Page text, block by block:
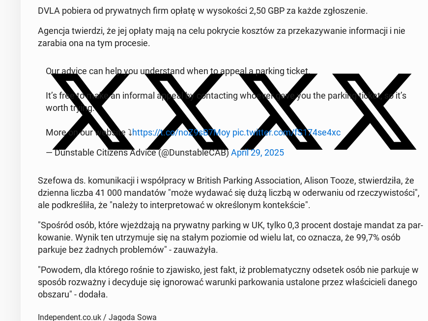
DVLA pobiera od pry­wat­nych firm opłatę w wy­so­ko­ści 2,50 GBP za każde zgło­sze­nie.
Agencja twier­dzi, że jej opłaty mają na celu po­kry­cie kosztów za prze­ka­zy­wa­nie in­for­ma­cji i nie
zarabia ona na tym pro­ce­sie.
Our advice can help you un­der­stand when to appeal a parking ticket.
It’s free to make an in­for­mal appeal by con­tac­ting whoever gave you the parking ticket, so it’s
worth trying.
More on our website ⤵️https://t.co/noZ9sB7Moy pic.twitter.com/fS174se4xc
— Dun­sta­ble Ci­ti­zens Advice (@Dun­sta­ble­CAB)April 29, 2025
Szefowa ds. ko­mu­ni­ka­cji i współ­pra­cy w British Parking As­so­cia­tion, Alison Tooze, stwier­dzi­ła, że
dzienna liczba 41 000 man­da­tów "może wydawać się dużą liczbą w ode­rwa­niu od rze­czy­wi­sto­ści",
ale pod­kre­śli­ła, że "należy to in­ter­pre­to­wać w okre­ślo­nym kon­tek­ście".
"Spośród osób, które wjeż­dża­ją na pry­wat­ny parking w UK, tylko 0,3 procent dostaje mandat za par­
ko­wa­nie. Wynik ten utrzy­mu­je się na stałym po­zio­mie od wielu lat, co oznacza, że 99,7% osób
parkuje bez żadnych pro­ble­mów" - za­uwa­ży­ła.
"Powodem, dla którego rośnie to zja­wi­sko, jest fakt, iż pro­ble­ma­tycz­ny odsetek osób nie parkuje w
sposób roz­waż­ny i de­cy­du­je się igno­ro­wać warunki par­ko­wa­nia usta­lo­ne przez wła­ści­cie­li danego
obszaru" - dodała.
Independent.co.uk / Jagoda Sowa